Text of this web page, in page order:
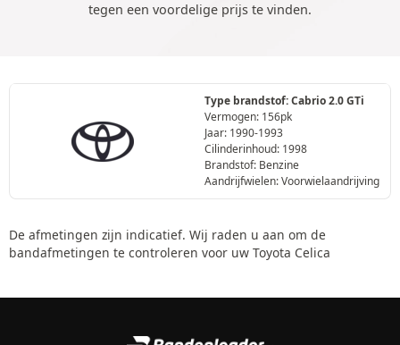
tegen een voordelige prijs te vinden.
Type brandstof: Cabrio 2.0 GTi
Vermogen: 156pk
Jaar: 1990-1993
Cilinderinhoud: 1998
Brandstof: Benzine
Aandrijfwielen: Voorwielaandrijving
De afmetingen zijn indicatief. Wij raden u aan om de
bandafmetingen te controleren voor uw Toyota Celica